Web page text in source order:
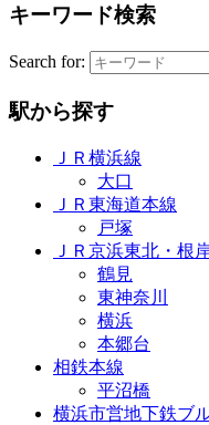
キーワード検索
Search for:
駅から探す
ＪＲ横浜線
大口
ＪＲ東海道本線
戸塚
ＪＲ京浜東北・根
鶴見
東神奈川
横浜
本郷台
相鉄本線
平沼橋
横浜市営地下鉄ブ